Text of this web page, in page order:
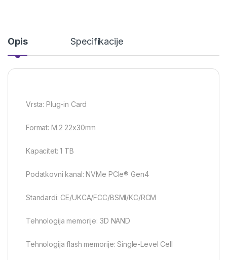
Opis Specifikacije
Vrsta: Plug-in Card
Format: M.2 22x30mm
Kapacitet: 1 TB
Podatkovni kanal: NVMe PCIe® Gen4
Standardi: CE/UKCA/FCC/BSMI/KC/RCM
Tehnologija memorije: 3D NAND
Tehnologija flash memorije: Single-Level Cell